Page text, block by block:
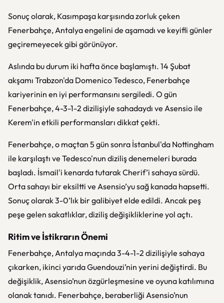
Sonuç olarak, Kasımpaşa karşısında zorluk çeken
Fenerbahçe, Antalya engelini de aşamadı ve keyifli günler
geçiremeyecek gibi görünüyor.
Aslında bu durum iki hafta önce başlamıştı. 14 Şubat
akşamı Trabzon'da Domenico Tedesco, Fenerbahçe
kariyerinin en iyi performansını sergiledi. O gün
Fenerbahçe, 4-3-1-2 dizilişiyle sahadaydı ve Asensio ile
Kerem'in etkili performansları dikkat çekti.
Fenerbahçe, o maçtan 5 gün sonra İstanbul'da Nottingham
ile karşılaştı ve Tedesco'nun diziliş denemeleri burada
başladı. İsmail'i kenarda tutarak Cherif’i sahaya sürdü.
Orta sahayı bir eksiltti ve Asensio’yu sağ kanada hapsetti.
Sonuç olarak 3-0’lık bir galibiyet elde edildi. Ancak peş
peşe gelen sakatlıklar, diziliş değişikliklerine yol açtı.
Ritim ve İstikrarın Önemi
Fenerbahçe, Antalya maçında 3-4-1-2 dizilişiyle sahaya
çıkarken, ikinci yarıda Guendouzi’nin yerini değiştirdi. Bu
değişiklik, Asensio’nun özgürleşmesine ve oyuna katılımına
olanak tanıdı. Fenerbahçe, beraberliği Asensio’nun